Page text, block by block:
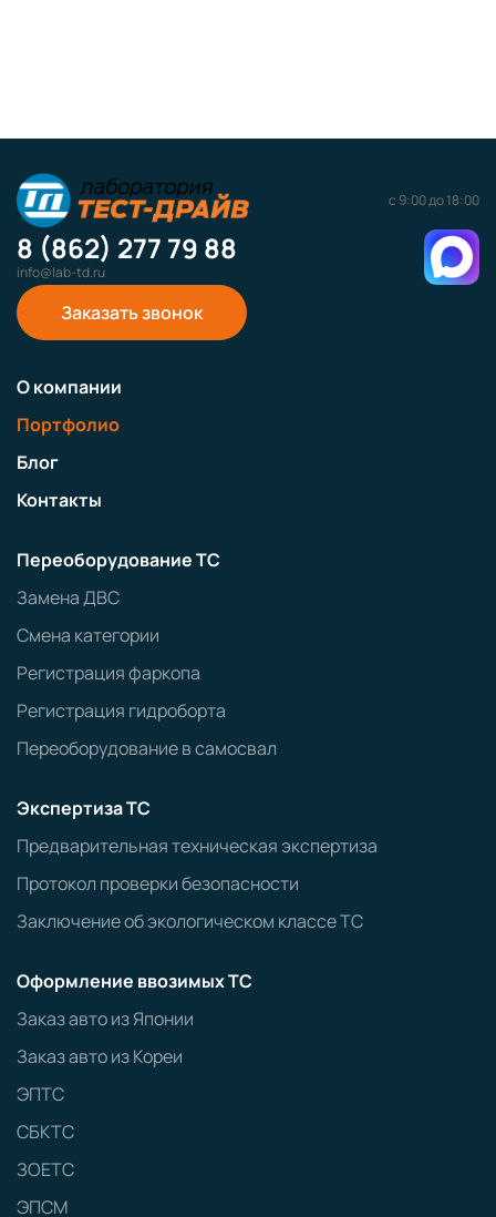
с 9:00 до 18:00
8 (862) 277 79 88
info@lab-td.ru
Заказать звонок
О компании
Портфолио
Блог
Контакты
Переоборудование ТС
Замена ДВС
Смена категории
Регистрация фаркопа
Регистрация гидроборта
Переоборудование в самосвал
Экспертиза ТС
Предварительная техническая экспертиза
Протокол проверки безопасности
Заключение об экологическом классе ТС
Оформление ввозимых ТС
Заказ авто из Японии
Заказ авто из Кореи
ЭПТС
СБКТС
ЗОЕТС
ЭПСМ